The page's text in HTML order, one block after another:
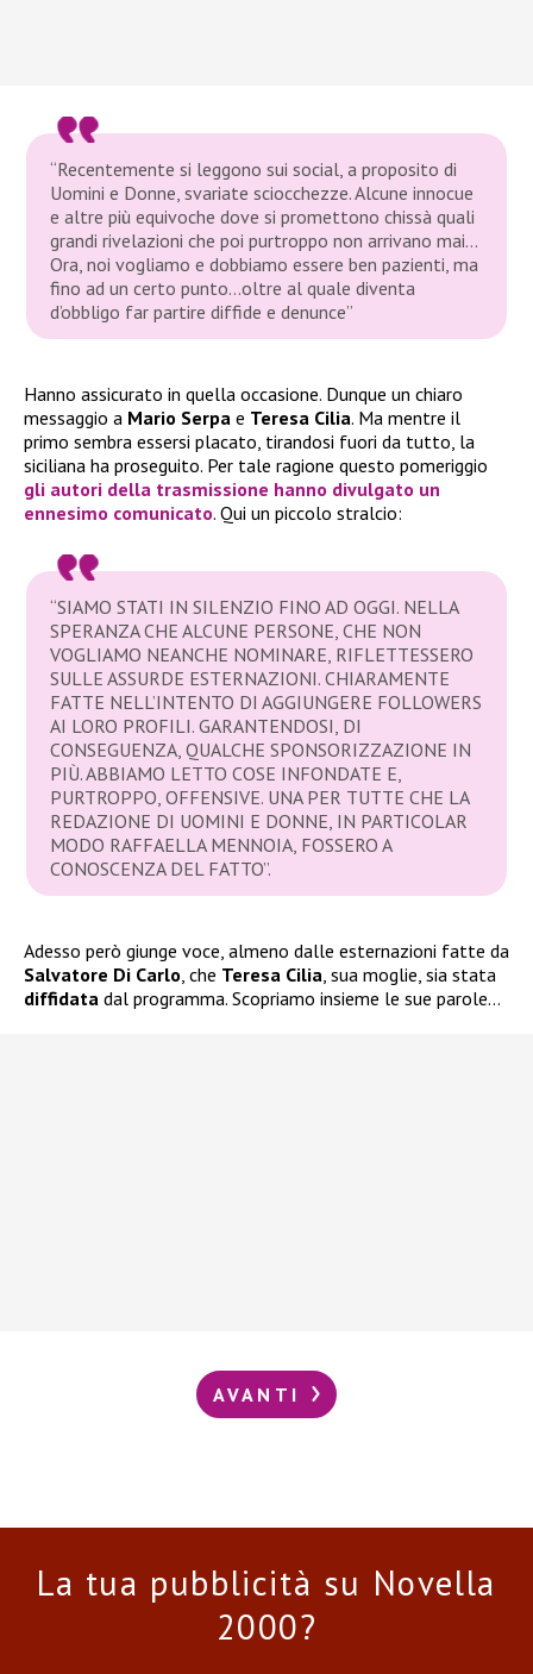
“Recentemente si leggono sui social, a proposito di
Uomini e Donne, svariate sciocchezze. Alcune innocue
e altre più equivoche dove si promettono chissà quali
grandi rivelazioni che poi purtroppo non arrivano mai…
Ora, noi vogliamo e dobbiamo essere ben pazienti, ma
fino ad un certo punto…oltre al quale diventa
d’obbligo far partire diffide e denunce”
Hanno assicurato in quella occasione. Dunque un chiaro
messaggio a Mario Serpa e Teresa Cilia. Ma mentre il
primo sembra essersi placato, tirandosi fuori da tutto, la
siciliana ha proseguito. Per tale ragione questo pomeriggio
gli autori della trasmissione hanno divulgato un
ennesimo comunicato. Qui un piccolo stralcio:
“SIAMO STATI IN SILENZIO FINO AD OGGI. NELLA
SPERANZA CHE ALCUNE PERSONE, CHE NON
VOGLIAMO NEANCHE NOMINARE, RIFLETTESSERO
SULLE ASSURDE ESTERNAZIONI. CHIARAMENTE
FATTE NELL’INTENTO DI AGGIUNGERE FOLLOWERS
AI LORO PROFILI. GARANTENDOSI, DI
CONSEGUENZA, QUALCHE SPONSORIZZAZIONE IN
PIÙ. ABBIAMO LETTO COSE INFONDATE E,
PURTROPPO, OFFENSIVE. UNA PER TUTTE CHE LA
REDAZIONE DI UOMINI E DONNE, IN PARTICOLAR
MODO RAFFAELLA MENNOIA, FOSSERO A
CONOSCENZA DEL FATTO”.
Adesso però giunge voce, almeno dalle esternazioni fatte da
Salvatore Di Carlo , che Teresa Cilia , sua moglie, sia stata
diffidata dal programma. Scopriamo insieme le sue parole…
AVANTI
La tua pubblicità su Novella
2000?